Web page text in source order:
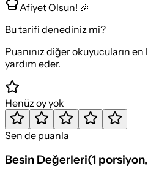
Afiyet Olsun! 🎉
Bu tarifi denediniz mi?
Puanınız diğer okuyucuların
yardım eder.
Henüz oy yok
Sen de puanla
Besin Değerleri(1 porsiyon